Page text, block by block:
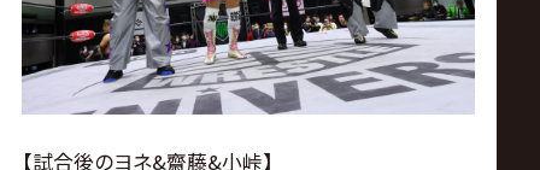
【試合後のヨネ&齋藤&小峠】